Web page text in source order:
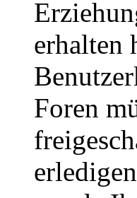
erhalten
Foren